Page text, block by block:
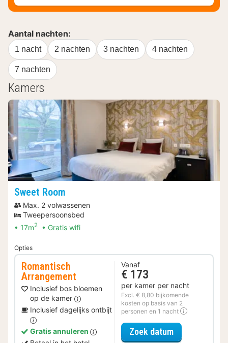
Aantal nachten:
1 nacht 2 nachten 3 nachten 4 nachten
7 nachten
Kamers
Sweet Room
Max. 2 volwassenen
Tweepersoonsbed
17m2 Gratis wifi
Opties
Romantisch
Arrangement
Inclusief bos bloemen
op de kamer
Inclusief dagelijks ontbijt
Gratis annuleren
Vanaf
€ 173
per kamer per nacht
Excl. € 8,80 bijkomende
kosten op basis van 2
personen en 1 nacht
Zoek datumvoor